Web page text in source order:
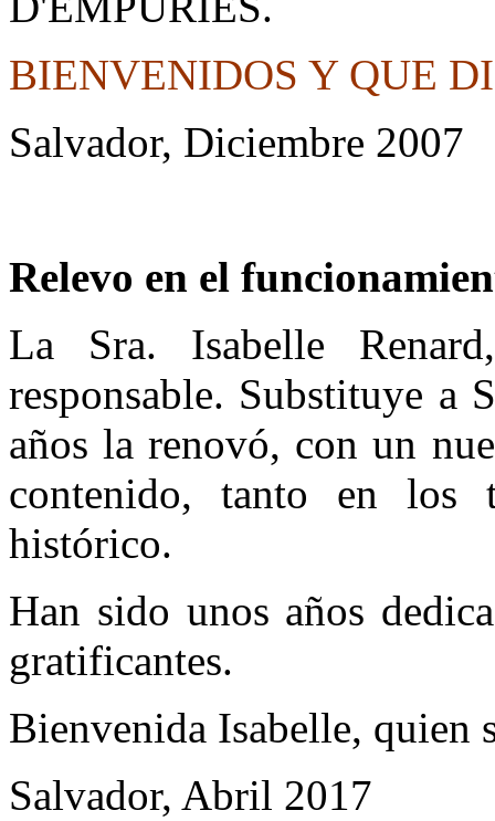
BIENVENIDOS Y QUE
Salvador, Diciembre 2007
Relevo en el
La Sra. Isabelle
responsable. Substituye a
años la renovó, con un
contenido, tanto en los
histórico.
Han sido unos años
gratificantes.
Bienvenida Isabelle, quien
Salvador, Abril 2017